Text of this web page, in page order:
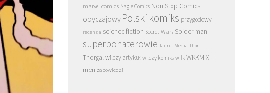
marvel comics Nagle Comics Non Stop Comics
obyczajowy Polski komiks przygodowy
recenzja science fiction Secret Wars Spider-man
superbohaterowie Taurus Media Thor
Thorgalwilczy artykuł wilczy komiks wilk WKKM X-
men zapowiedzi